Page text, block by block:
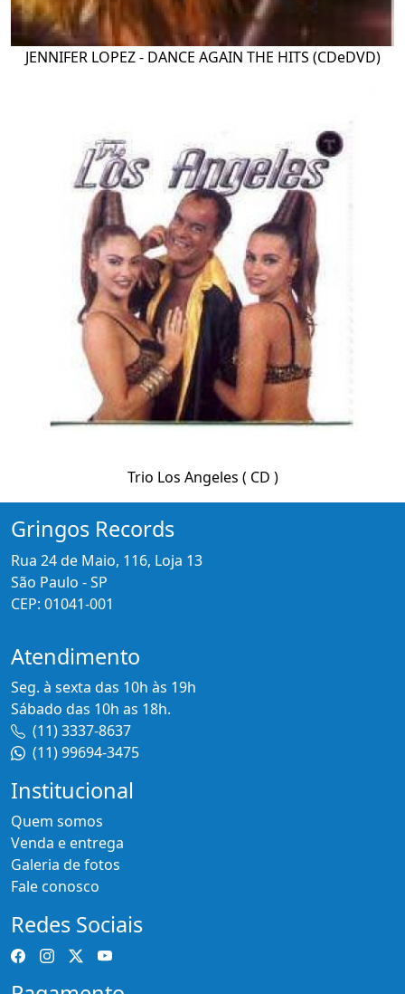
JENNIFER LOPEZ - DANCE AGAIN THE HITS (CDeDVD)
Trio Los Angeles ( CD )
Gringos Records
Rua 24 de Maio, 116, Loja 13
São Paulo - SP
CEP: 01041-001
Atendimento
Seg. à sexta das 10h às 19h
Sábado das 10h as 18h.
(11) 3337-8637
(11) 99694-3475
Institucional
Quem somos
Venda e entrega
Galeria de fotos
Fale conosco
Redes Sociais